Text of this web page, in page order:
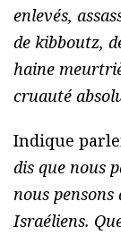
enlevés,
de kibboutz,
haine
cruauté
Indique
dis que nous
nous
Israéliens.